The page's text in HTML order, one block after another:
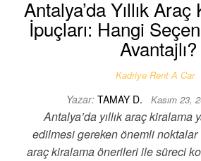
Antalya’da Yıllık
İpuçları: Hangi
Avantajlı?
Kadriye Rent A Car
Yazar: TAMAY D. Kasım 23,
Antalya’da yıllık araç kiralama
edilmesi gereken önemli noktalar
araç kiralama önerileri ile süreci